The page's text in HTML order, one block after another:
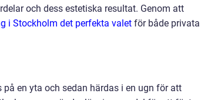
och dess estetiska resultat. Genom att
i Stockholm det perfekta valet för både privata
en yta och sedan härdas i en ugn för att